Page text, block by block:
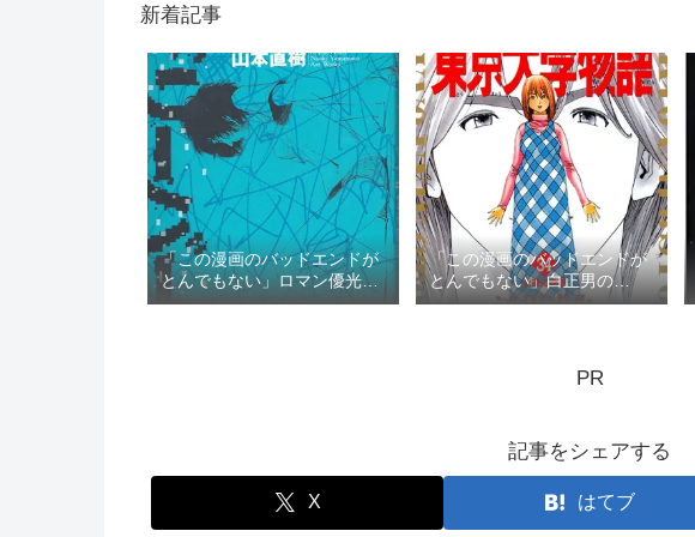
新着記事
「この漫画のバッドエンドが
とんでもない」ロマン優光の
TOP3
「この漫画のバッドエンドが
とんでもない」白正男の
TOP3
PR
記事をシェアする
X はてブ